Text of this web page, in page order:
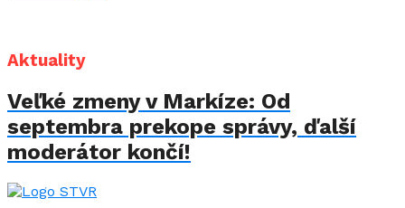
Aktuality
Veľké zmeny v Markíze: Od
septembra prekope správy, ďalší
moderátor končí!